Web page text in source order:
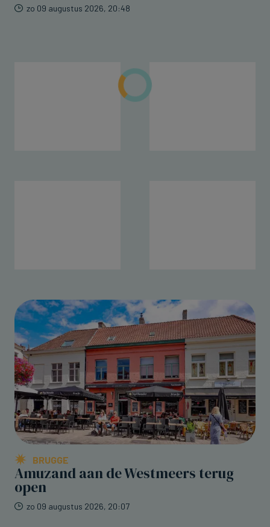
zo 09 augustus 2026, 20:48
BRUGGE
Amuzand aan de Westmeers terug
open
zo 09 augustus 2026, 20:07